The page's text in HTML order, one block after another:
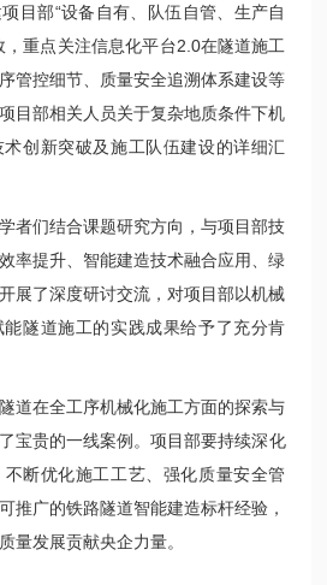
目部“设备自有、队伍自管、生产自
，重点关注信息化平台2.0在隧道施工
管控细节、质量安全追溯体系建设等
项目部相关人员关于复杂地质条件下机
创新突破及施工队伍建设的详细汇
者们结合课题研究方向，与项目部技
率提升、智能建造技术融合应用、绿
展了深度研讨交流，对项目部以机械
隧道施工的实践成果给予了充分肯
道在全工序机械化施工方面的探索与
宝贵的一线案例。项目部要持续深化
不断优化施工工艺、强化质量安全管
推广的铁路隧道智能建造标杆经验，
量发展贡献央企力量。